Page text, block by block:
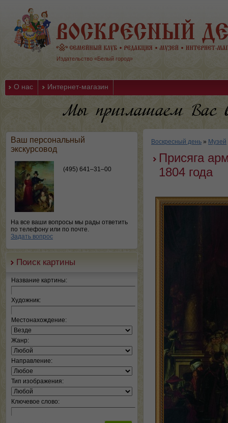
Издательство «Белый город»
О нас Интернет-магазин
Ваш персональный
экскурсовод
(495) 641–31–00
На все ваши вопросы мы рады ответить
по телефону или по почте.
Задать вопрос
Поиск картины
Название картины:
Художник:
Местонахождение:
Жанр:
Направление:
Тип изображения:
Ключевое слово:
Воскресный день » Музей
Присяга
1804 года